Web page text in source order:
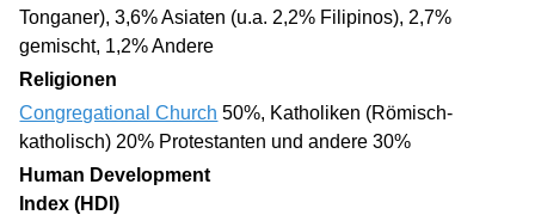
Tonganer), 3,6% Asiaten (u.a. 2,2% Filipinos), 2,7%
gemischt, 1,2% Andere
Religionen
Congregational Church 50%, Katholiken (Römisch-
katholisch) 20% Protestanten und andere 30%
Human Development
Index (HDI)